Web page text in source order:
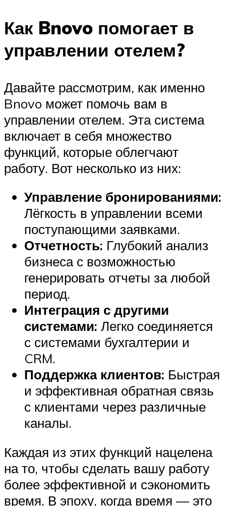
Как Bnovo помогает в
управлении отелем?
Давайте рассмотрим, как именно
Bnovo может помочь вам в
управлении отелем. Эта система
включает в себя множество
функций, которые облегчают
работу. Вот несколько из них:
Управление бронированиями:
Лёгкость в управлении всеми
поступающими заявками.
Отчетность: Глубокий анализ
бизнеса с возможностью
генерировать отчеты за любой
период.
Интеграция с другими
системами: Легко соединяется
с системами бухгалтерии и
CRM.
Поддержка клиентов: Быстрая
и эффективная обратная связь
с клиентами через различные
каналы.
Каждая из этих функций нацелена
на то, чтобы сделать вашу работу
более эффективной и сэкономить
время. В эпоху, когда время — это